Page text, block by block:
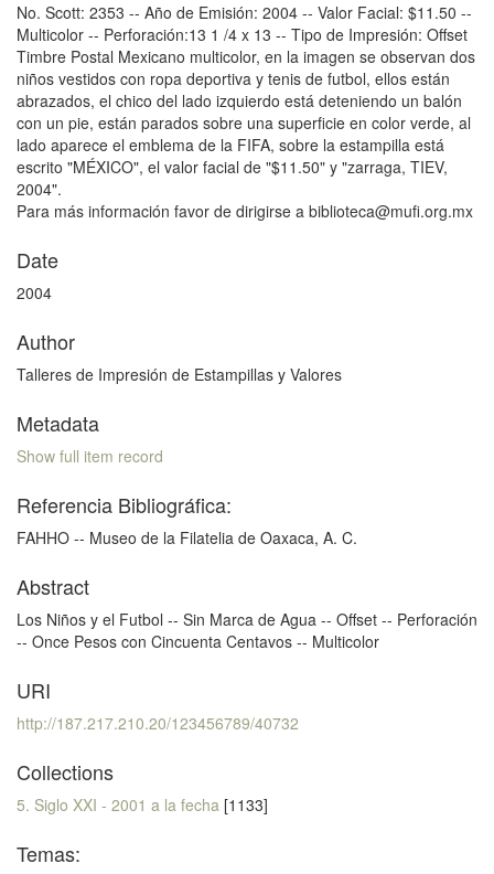
No. Scott: 2353 -- Año de Emisión: 2004 -- Valor Facial: $11.50 --
Multicolor -- Perforación:13 1 /4 x 13 -- Tipo de Impresión: Offset
Timbre Postal Mexicano multicolor, en la imagen se observan dos
niños vestidos con ropa deportiva y tenis de futbol, ellos están
abrazados, el chico del lado izquierdo está deteniendo un balón
con un pie, están parados sobre una superficie en color verde, al
lado aparece el emblema de la FIFA, sobre la estampilla está
escrito "MÉXICO", el valor facial de "$11.50" y "zarraga, TIEV,
2004".
Para más información favor de dirigirse a biblioteca@mufi.org.mx
Date
2004
Author
Talleres de Impresión de Estampillas y Valores
Metadata
Show full item record
Referencia Bibliográfica:
FAHHO -- Museo de la Filatelia de Oaxaca, A. C.
Abstract
Los Niños y el Futbol -- Sin Marca de Agua -- Offset -- Perforación
-- Once Pesos con Cincuenta Centavos -- Multicolor
URI
http://187.217.210.20/123456789/40732
Collections
5. Siglo XXI - 2001 a la fecha [1133]
Temas: